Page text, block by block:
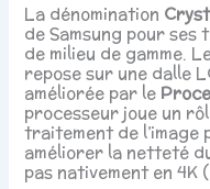
La dénomination
de Samsung pour ses
de milieu de gamme.
repose sur une dalle
améliorée par le
processeur joue un
traitement de l’image
améliorer la netteté
pas nativement en 4K